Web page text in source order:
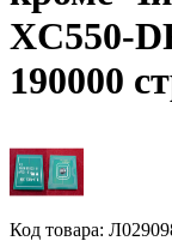
XC550-
190000
Код товара: